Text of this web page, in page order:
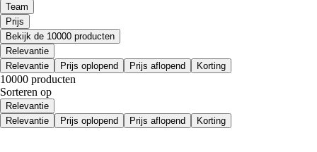
Team
Prijs
Bekijk de 10000 producten
Relevantie
Relevantie
Prijs oplopend Prijs aflopend Korting
10000 producten
Sorteren op
Relevantie
Relevantie
Prijs oplopend Prijs aflopend Korting